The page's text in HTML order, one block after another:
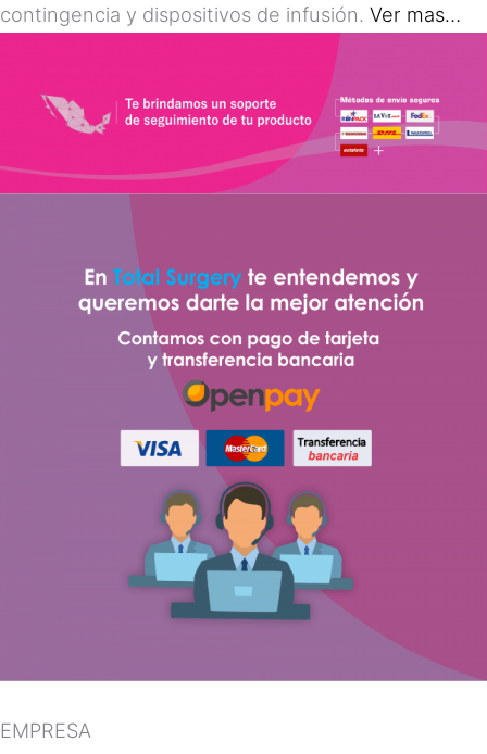
contingencia y dispositivos de infusión. Ver mas…
EMPRESA